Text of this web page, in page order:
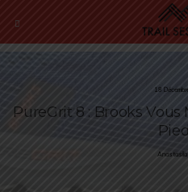
18
PureGrit 8 : Brooks
Anastasiia